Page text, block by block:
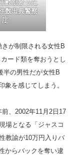
齢別ひった
数出典警察
庁
が制限される女性B
ード類を奪おうとし
半の男性だが女性B
を感じてしまう。
、2002年11月2日17
場となる「ジャスコ
教諭が10万円入りバ
からバックを奪い逮